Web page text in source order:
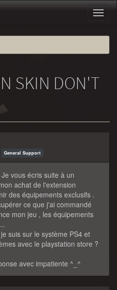
SKIN DON'T
General Support
vous écris suite à un
achat de l'extension
des équipements exclusifs .
ce que j'ai commandé
mon jeu , les équipements
suis sur le système PS4 et
avec le playstation store ?
avec impatiente ^_^